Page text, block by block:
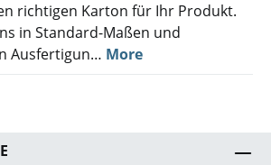
richtigen Karton für Ihr Produkt.
in Standard-Maßen und
Ausfertigun… More